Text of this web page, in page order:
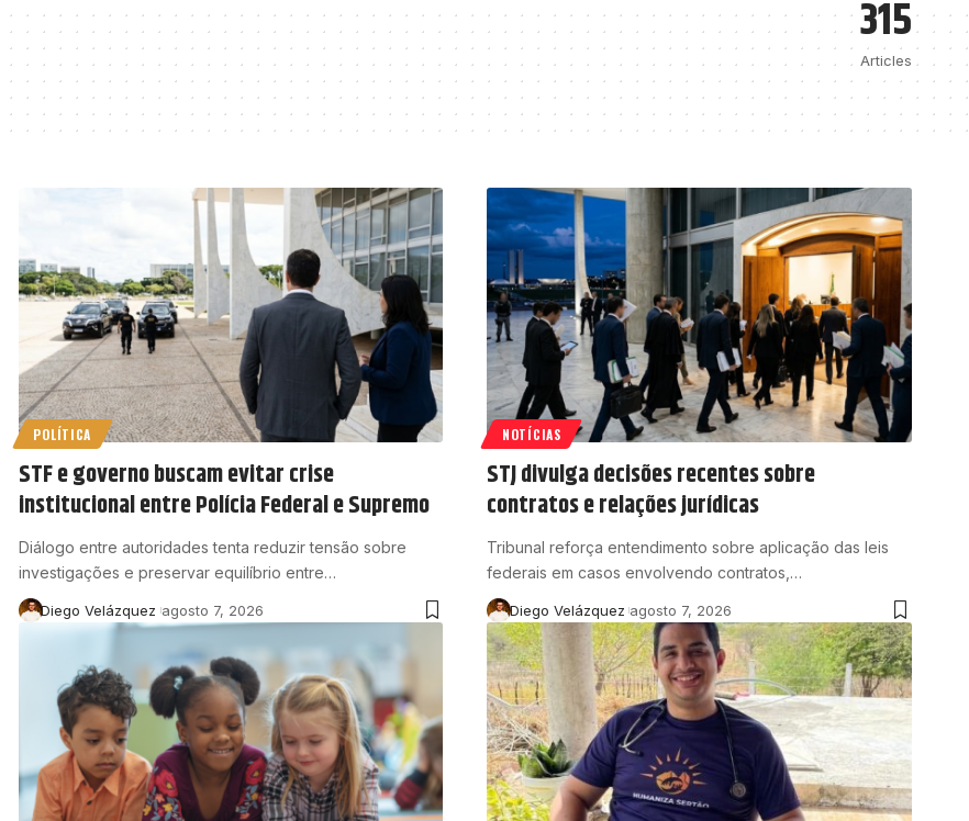
315
Articles
POLÍTICA
STF e governo buscam evitar crise
institucional entre Polícia Federal e Supremo
Diálogo entre autoridades tenta reduzir tensão sobre
investigações e preservar equilíbrio entre…
Diego Velázquez agosto 7, 2026
NOTÍCIAS
STJ divulga decisões recentes sobre
contratos e relações jurídicas
Tribunal reforça entendimento sobre aplicação das leis
federais em casos envolvendo contratos,…
Diego Velázquez agosto 7, 2026